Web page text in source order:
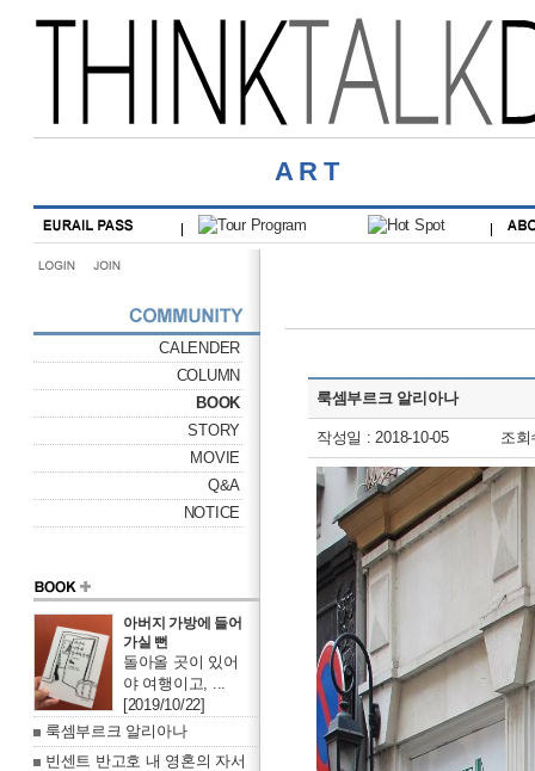
ART
CALENDER
COLUMN
BOOK
STORY
MOVIE
Q&A
NOTICE
아버지 가방에 들어
가실 뻔
돌아올 곳이 있어
야 여행이고, ...
[2019/10/22]
룩셈부르크 알리아나
빈센트 반고호 내 영혼의 자서
룩셈부르크 알리아나
작성일 : 2018-10-05 조회